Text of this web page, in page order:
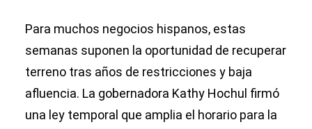
Para muchos negocios hispanos, estas
semanas suponen la oportunidad de recuperar
terreno tras años de restricciones y baja
afluencia. La gobernadora Kathy Hochul firmó
una ley temporal que amplia el horario para la